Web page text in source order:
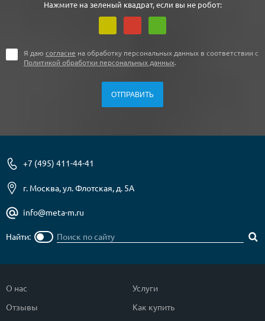
Нажмите на зеленый квадрат, если вы не робот:
Я даю согласие на обработку персональных данных в соответствии с
Политикой обработки персональных данных.
+7 (495) 411-44-41
г. Москва, ул. Флотская, д. 5А
info@meta-m.ru
Найти:
О нас
Отзывы
Услуги
Как купить